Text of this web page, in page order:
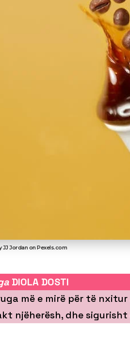
JJ Jordan on Pexels.com
DIOLA DOSTI
më e mirë për të nxitur
njëherësh, dhe